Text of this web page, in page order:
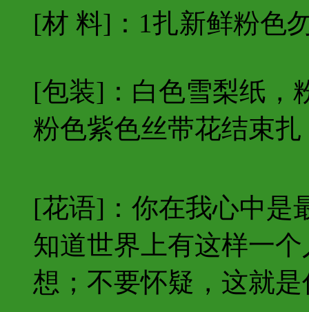
[材 料]：1扎新鲜粉色
[包装]：白色雪梨纸，
粉色紫色丝带花结束扎
[花语]：你在我心中是
知道世界上有这样一
想；不要怀疑，这就